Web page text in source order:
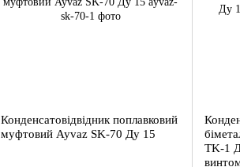
Конденсатовідвідник поплавковий
муфтовий Ayvaz SK-70 Ду 15
TK-1